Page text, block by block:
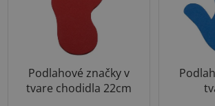
Podlahové značky v
tvare chodidla 22cm